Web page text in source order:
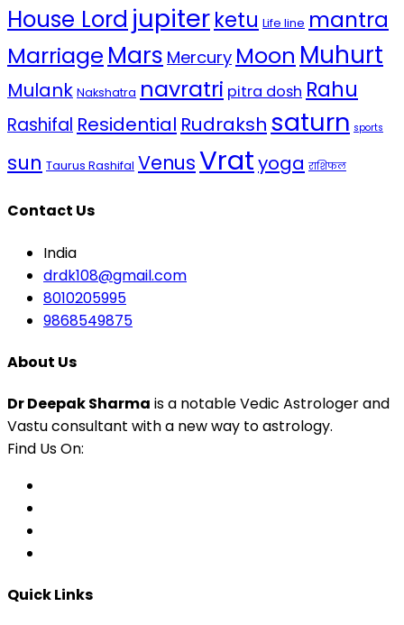
House Lord jupiterketu Life line mantra
Marriage Mars Mercury Moon Muhurt
Mulank Nakshatra navratri pitra dosh Rahu
Rashifal Residential Rudraksh saturn sports
sun Taurus Rashifal VenusVratyoga राशिफल
Contact Us
India
drdk108@gmail.com
8010205995
9868549875
About Us
Dr Deepak Sharma is a notable Vedic Astrologer and
Vastu consultant with a new way to astrology.
Find Us On:
Quick Links